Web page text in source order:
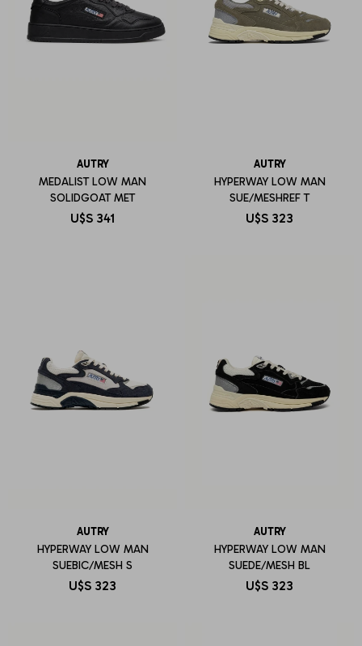
AUTRY
MEDALIST LOW MAN
SOLIDGOAT MET
U$S 341
AUTRY
HYPERWAY LOW MAN
SUE/MESHREF T
U$S 323
AUTRY
HYPERWAY LOW MAN
SUEBIC/MESH S
U$S 323
AUTRY
HYPERWAY LOW MAN
SUEDE/MESH BL
U$S 323